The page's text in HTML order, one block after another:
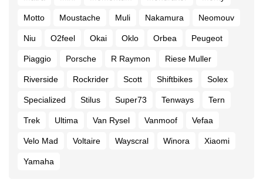
Motto Moustache Muli Nakamura Neomouv
Niu O2feel Okai Oklo Orbea Peugeot
Piaggio Porsche R Raymon Riese Muller
Riverside Rockrider Scott Shiftbikes Solex
Specialized Stilus Super73 Tenways Tern
Trek Ultima Van Rysel Vanmoof Vefaa
Velo Mad Voltaire Wayscral Winora Xiaomi
Yamaha